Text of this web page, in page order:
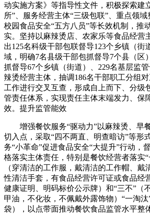
动实施方案》等指导性文件，积极探索建
所”、服务经营主体“三级包联”、重点领域
校园食品安全“五方八员”等长效机制，推
实。坚持以麻辣烫店、农家乐等食品经营
出125名科级干部包联督导123个乡镇（街
域，明确7名县级干部包抓督导7个县（区
抓督导67个乡镇（街道）、229名基层监
辣烫经营主体，抽调186名干部职工分组
工作进行交叉互查，形成自上而下、分级
管责任体系，实现责任主体末端发力、保
效。提升监管能效
增强餐饮服务“驱动力”以麻辣烫、早
切入点，采取“四不两直、明查暗访”等形
务“小革命”促进食品安全“大提升”行动，
格落实主体责任，特别是餐饮经营者落实
（穿清洁的工作服，戴清洁的工作帽、戴
性清洁手套，有食品经营许可证或食品经
健康证明、明码标价公示牌）和“三不”（
甲油，不化妆，不佩戴外露饰物）“一淘
袋），以点带面推动餐饮食品监管水平整